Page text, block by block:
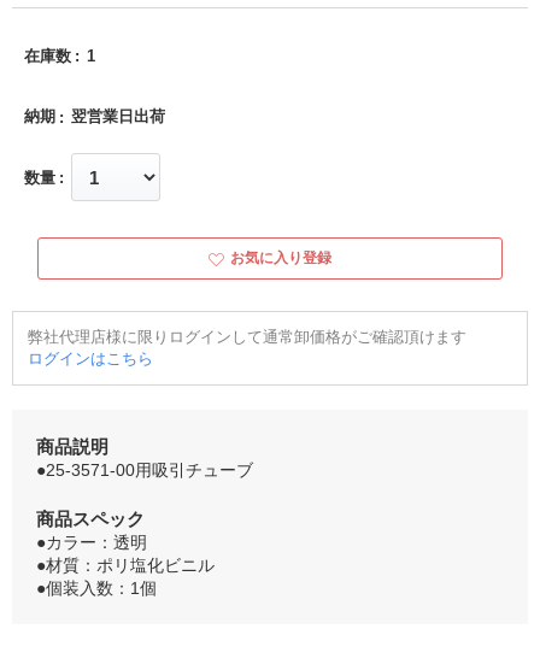
在庫数 1
納期 翌営業日出荷
数量
お気に入り登録
弊社代理店様に限りログインして通常卸価格がご確認頂けます
ログインはこちら
商品説明
●25-3571-00用吸引チューブ
商品スペック
●カラー：透明
●材質：ポリ塩化ビニル
●個装入数：1個